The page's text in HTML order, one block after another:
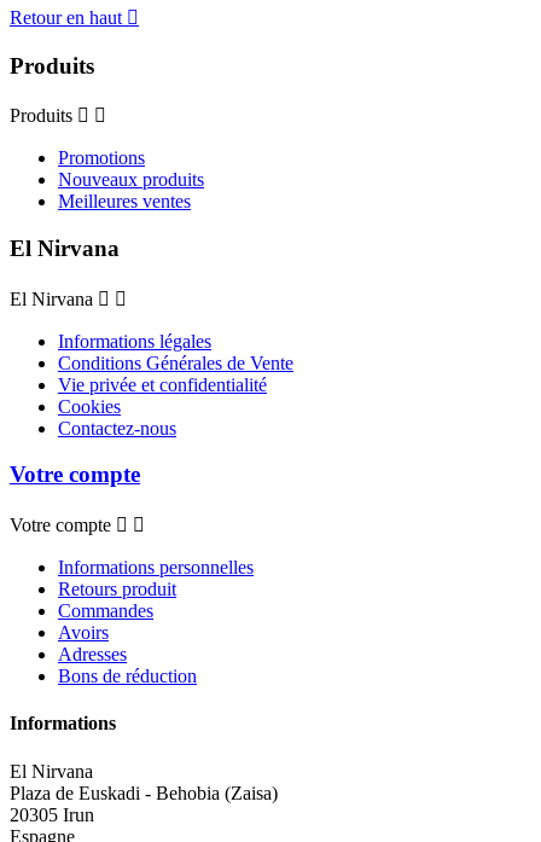
Retour en haut 
Produits
Produits  
Promotions
Nouveaux produits
Meilleures ventes
El Nirvana
El Nirvana  
Informations légales
Conditions Générales de Vente
Vie privée et confidentialité
Cookies
Contactez-nous
Votre compte
Votre compte  
Informations personnelles
Retours produit
Commandes
Avoirs
Adresses
Bons de réduction
Informations
El Nirvana
Plaza de Euskadi - Behobia (Zaisa)
20305 Irun
Espagne